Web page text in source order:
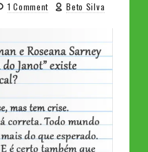
1 Comment Beto Silva